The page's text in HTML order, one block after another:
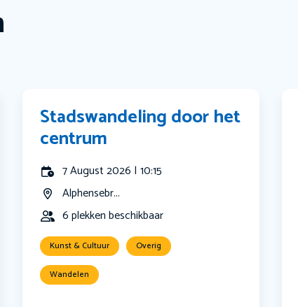
Stadswandeling door het
centrum
7 August 2026 | 10:15
Alphensebr...
6 plekken beschikbaar
Kunst & Cultuur Overig
Wandelen